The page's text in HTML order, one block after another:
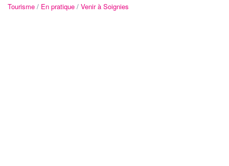
Tourisme / En pratique / Venir à Soignies